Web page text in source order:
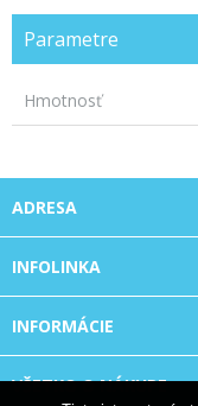
Parametre
Hmotnosť
ADRESA
INFOLINKA
INFORMÁCIE
VŠETKO O NÁKUPE